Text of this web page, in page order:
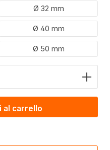
Ø 32 mm
è attualmente disponibile.)
Ø 40 mm
Ø 50 mm
il valore
al carrello